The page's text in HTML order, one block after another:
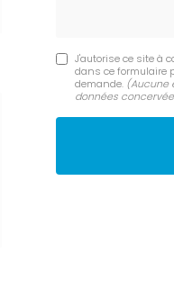
J'autorise ce site à
dans ce formulaire
demande. (Aucune
données